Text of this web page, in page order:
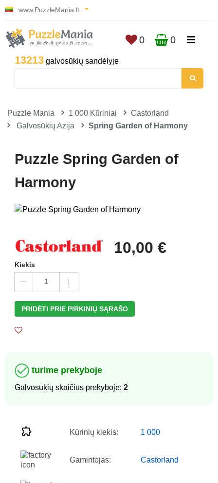
www.PuzzleMania.lt
13213 galvosūkių sandėlyje
0 0
Puzzle Mania 1 000 Kūriniai
Castorland
Galvosūkių Azija
Spring Garden of Harmony
Puzzle Spring Garden of
Harmony
10,00 €
Kiekis
1
PRIDĖTI PRIE PIRKINIŲ SĄRAŠO
turime prekyboje
Galvosūkių skaičius prekyboje: 2
Kūrinių kiekis: 1 000
Gamintojas: Castorland